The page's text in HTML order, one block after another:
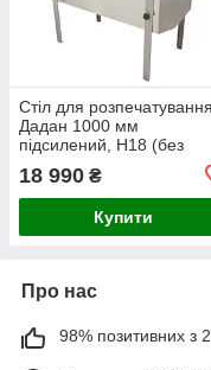
Стіл для розпечатування
Дадан 1000 мм
підсилений, H18 (без
18 990 ₴
Купити
Про нас
98% позитивних з